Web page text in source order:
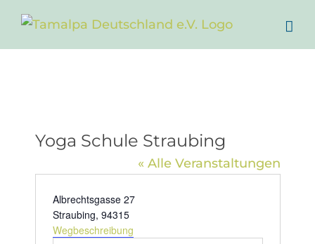
Inhalt
springen
Yoga Schule Straubing
« Alle Veranstaltungen
Adresse
Albrechtsgasse 27
Straubing, 94315
Wegbeschreibung